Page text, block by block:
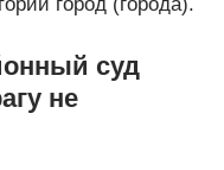
город (города).
суд
не